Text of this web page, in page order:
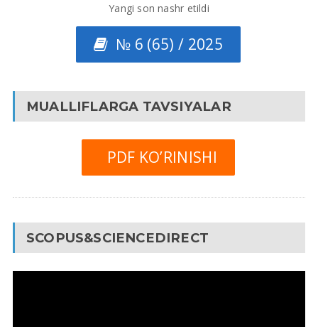
Yangi son nashr etildi
№ 6 (65) / 2025
MUALLIFLARGA TAVSIYALAR
PDF KO’RINISHI
SCOPUS&SCIENCEDIRECT